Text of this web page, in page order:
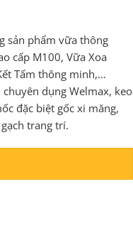
sản phẩm vữa thông
cấp M100, Vữa Xoa
Tấm thông minh,…
chuyên dụng Welmax, keo
đặc biệt gốc xi măng,
trang trí.